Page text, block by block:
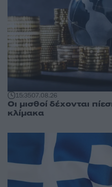
15:3507.08.26
Οι μισθοί δέχονται
κλίμακα